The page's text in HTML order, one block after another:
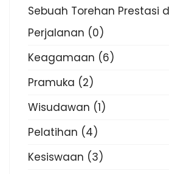
Sebuah Torehan Prestasi
Perjalanan (0)
Keagamaan (6)
Pramuka (2)
Wisudawan (1)
Pelatihan (4)
Kesiswaan (3)